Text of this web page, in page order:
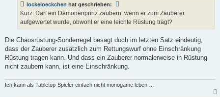
lockeloeckchen hat geschrieben:
Kurz: Darf ein Dämonenprinz zaubern, wenn er zum Zauberer
aufgewertet wurde, obwohl er eine leichte Rüstung trägt?
Die Chaosrüstung-Sonderregel besagt doch im letzten Satz eindeutig,
dass der Zauberer zusätzlich zum Rettungswurf ohne Einschränkung
Rüstung tragen kann. Und dass ein Zauberer normalerweise in Rüstung
nicht zaubern kann, ist eine Einschränkung.
Ich kann als Tabletop-Spieler einfach nicht monogame leben …